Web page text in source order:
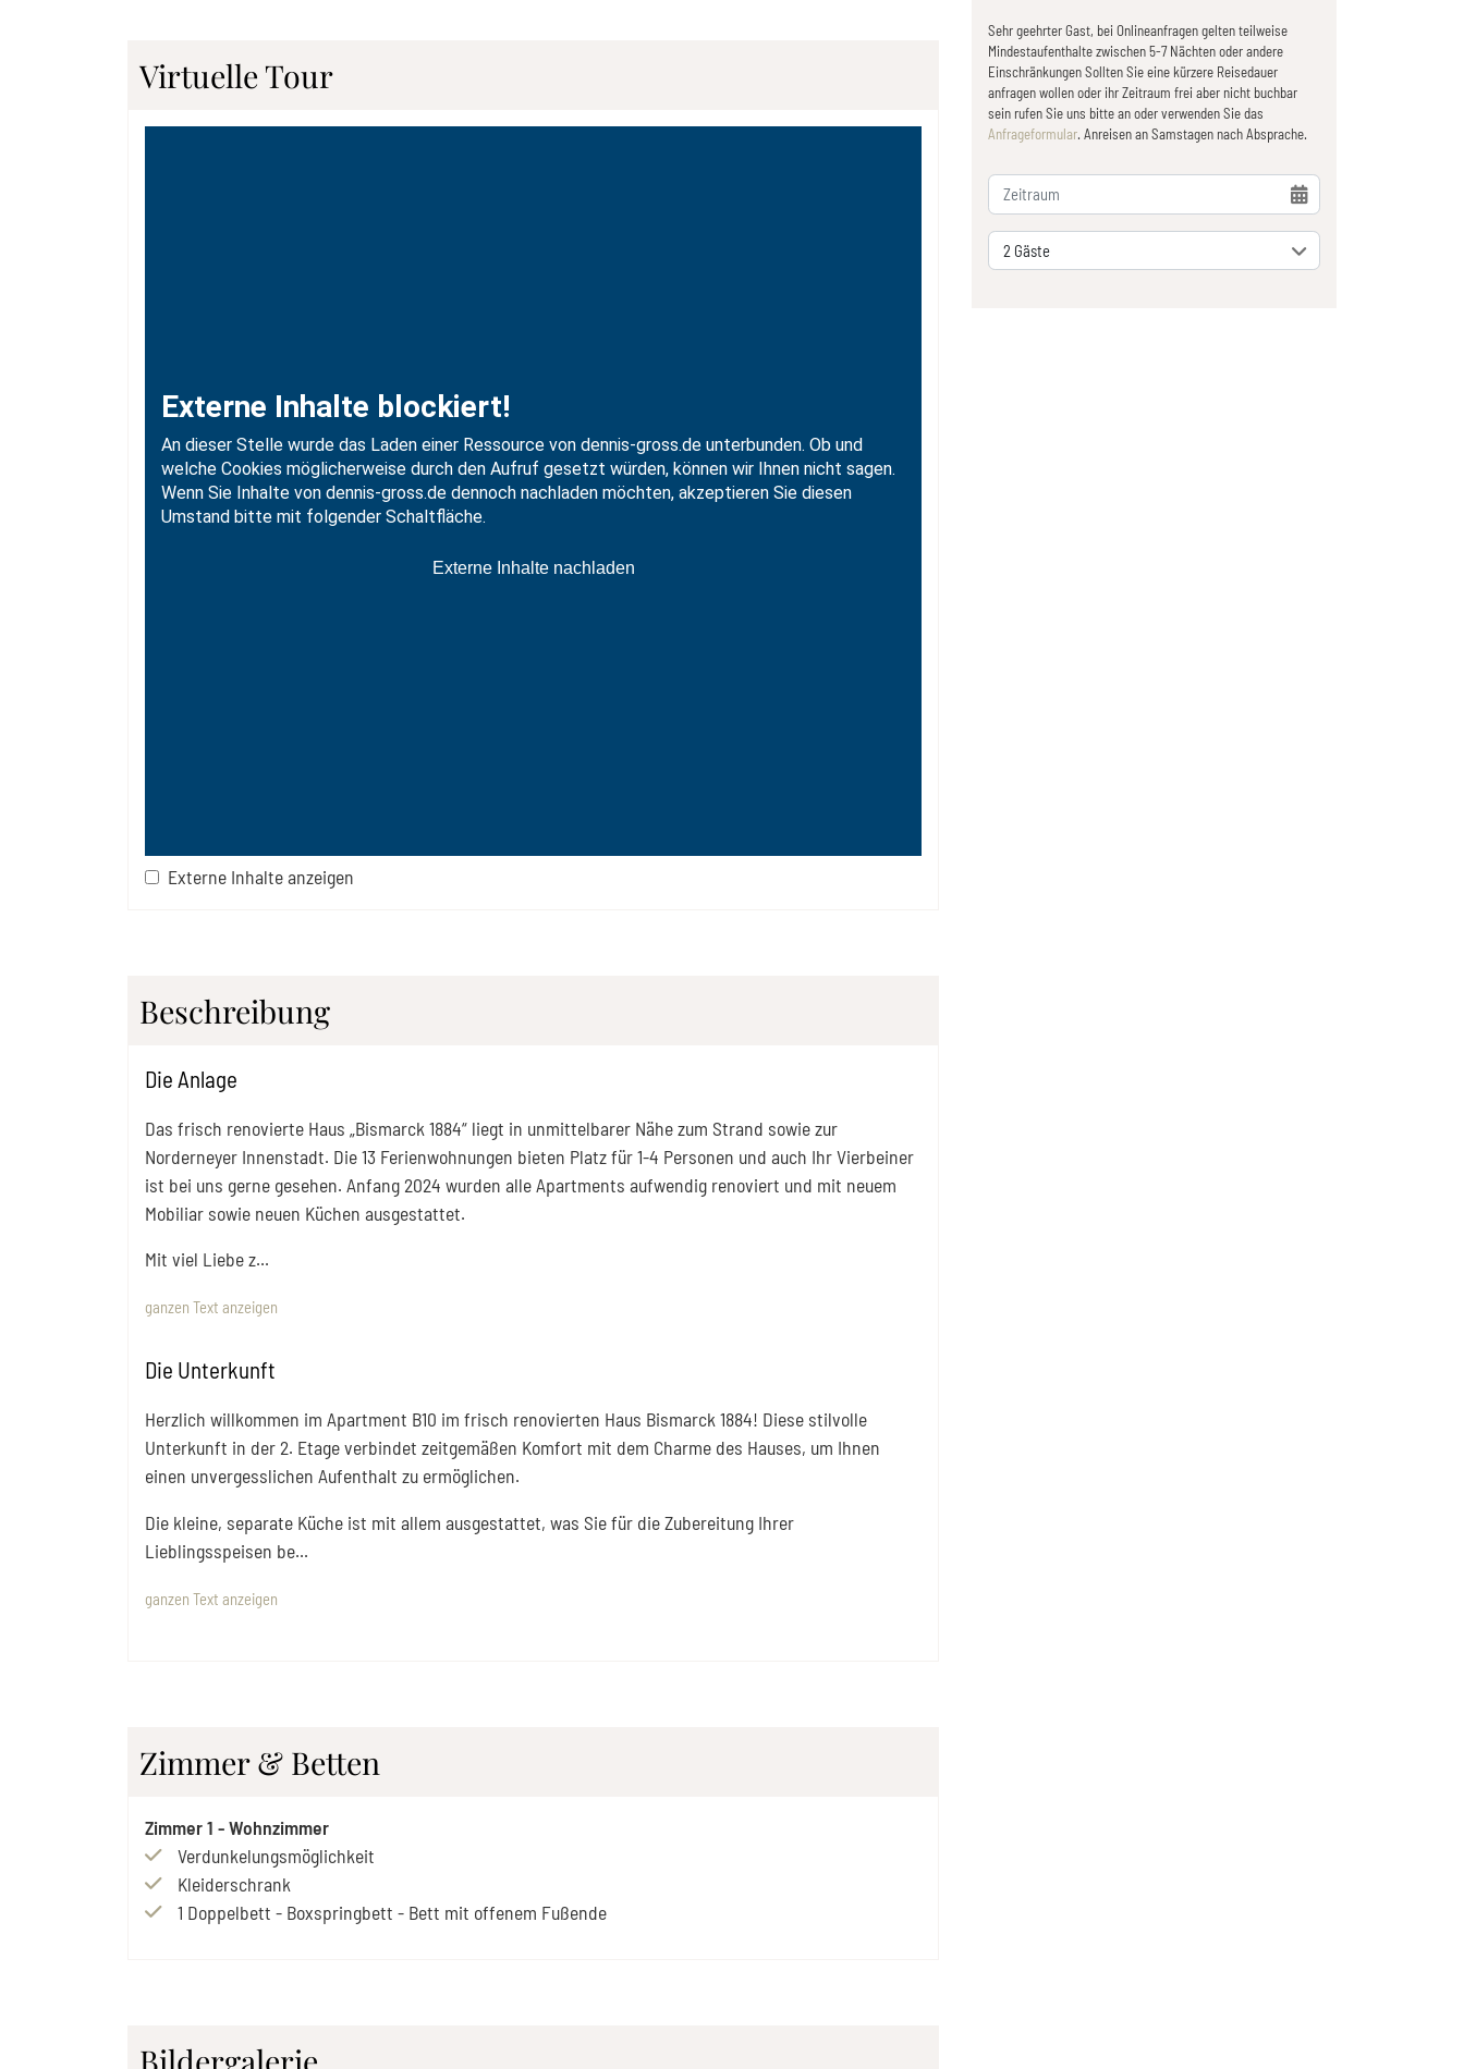
Virtuelle Tour
Externe Inhalte anzeigen
Beschreibung
Die Anlage
Das frisch renovierte Haus „Bismarck 1884“ liegt in unmittelbarer Nähe zum Strand sowie zur
Norderneyer Innenstadt. Die 13 Ferienwohnungen bieten Platz für 1-4 Personen und auch Ihr Vierbeiner
ist bei uns gerne gesehen. Anfang 2024 wurden alle Apartments aufwendig renoviert und mit neuem
Mobiliar sowie neuen Küchen ausgestattet.
Mit viel Liebe z...
ganzen Text anzeigen
Die Unterkunft
Herzlich willkommen im Apartment B10 im frisch renovierten Haus Bismarck 1884! Diese stilvolle
Unterkunft in der 2. Etage verbindet zeitgemäßen Komfort mit dem Charme des Hauses, um Ihnen
einen unvergesslichen Aufenthalt zu ermöglichen.
Die kleine, separate Küche ist mit allem ausgestattet, was Sie für die Zubereitung Ihrer
Lieblingsspeisen be...
ganzen Text anzeigen
Zimmer & Betten
Zimmer1 -Wohnzimmer
Verdunkelungsmöglichkeit
Kleiderschrank
1 Doppelbett - Boxspringbett - Bett mit offenem Fußende
Bildergalerie
Sehr geehrter Gast, bei Onlineanfragen gelten teilweise
Mindestaufenthalte zwischen 5-7 Nächten oder andere
Einschränkungen Sollten Sie eine kürzere Reisedauer
anfragen wollen oder ihr Zeitraum frei aber nicht buchbar
sein rufen Sie uns bitte an oder verwenden Sie das
Anfrageformular. Anreisen an Samstagen nach Absprache.